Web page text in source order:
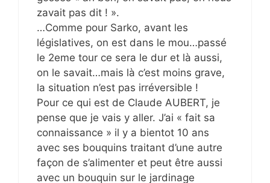
zavait pas dit ! ».
…Comme pour Sarko, avant les
législatives, on est dans le mou…passé
le 2eme tour ce sera le dur et là aussi,
on le savait…mais là c’est moins grave,
la situation n’est pas irréversible !
Pour ce qui est de Claude AUBERT, je
pense que je vais y aller. J’ai « fait sa
connaissance » il y a bientot 10 ans
avec ses bouquins traitant d’une autre
façon de s’alimenter et peut être aussi
avec un bouquin sur le jardinage